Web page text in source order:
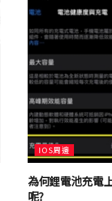
IOS周邊
為何鋰電池充電
呢?